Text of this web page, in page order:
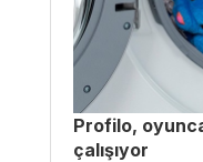
Profilo,
çalışıyor